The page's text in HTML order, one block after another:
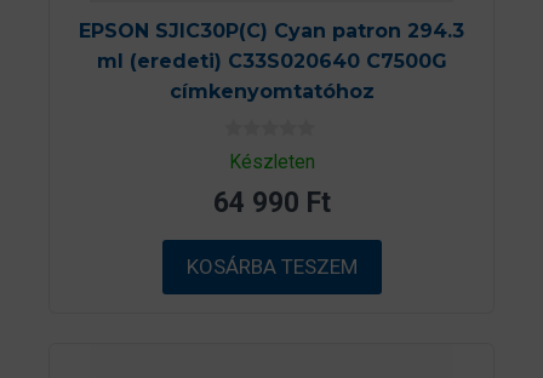
EPSON SJIC30P(C) Cyan patron 294.3
ml (eredeti) C33S020640 C7500G
címkenyomtatóhoz
0
a
5
b
ő
l
Készleten
64 990 Ft
KOSÁRBA TESZEM